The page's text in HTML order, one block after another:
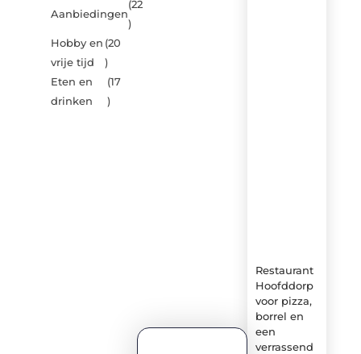
Aanbiedingen
(22
)
Hobby en
vrije tijd
(20
)
Eten en
drinken
(17
)
Restaurant
Hoofddorp
voor pizza,
borrel en
een
verrassend